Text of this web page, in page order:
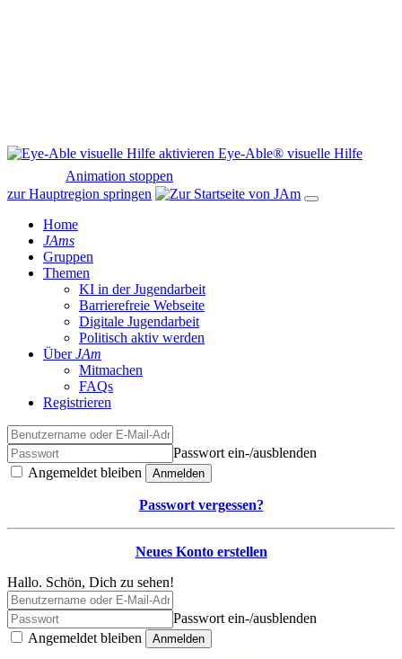
Eye-Able® visuelle Hilfe
Animation stoppen
zur Hauptregion springen
Home
JAms
Gruppen
Themen
KI in der Jugendarbeit
Barrierefreie Webseite
Digitale Jugendarbeit
Politisch aktiv werden
ÜberJAm
Mitmachen
FAQs
Registrieren
Passwort ein-/ausblenden
Angemeldet bleiben
Anmelden
Passwort vergessen?
Neues Konto erstellen
Hallo. Schön, Dich zu sehen!
Passwort ein-/ausblenden
Angemeldet bleiben
Anmelden